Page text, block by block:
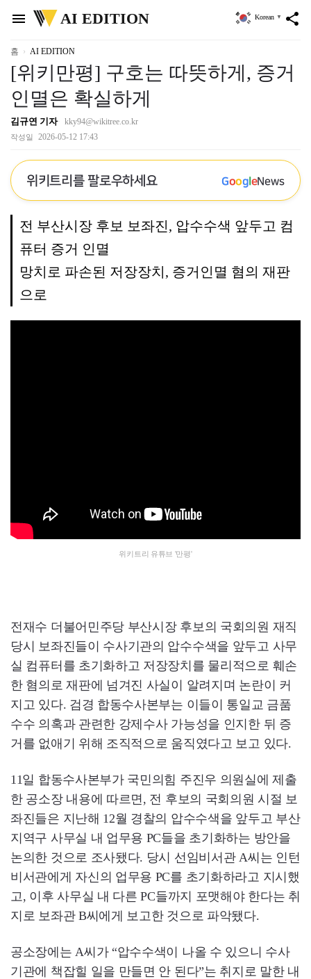
menu
위
키
리
AI EDITION share
Korean ▼
홈 AI EDITION
[위키만평] 구호는 따뜻하게, 증거
인멸은 확실하게
김규연 기자 kky94@wikitree.co.kr
작성일 2026-05-12 17:43
위키트리를 팔로우하세요 GoogleNews
전 부산시장 후보 보좌진, 압수수색 앞두고 컴
퓨터 증거 인멸
망치로 파손된 저장장치, 증거인멸 혐의 재판
으로
위키트리 유튜브 '만평'
전재수 더불어민주당 부산시장 후보의 국회의원 재직
당시 보좌진들이 수사기관의 압수수색을 앞두고 사무
실 컴퓨터를 초기화하고 저장장치를 물리적으로 훼손
한 혐의로 재판에 넘겨진 사실이 알려지며 논란이 커
지고 있다. 검경 합동수사본부는 이들이 통일교 금품
수수 의혹과 관련한 강제수사 가능성을 인지한 뒤 증
거를 없애기 위해 조직적으로 움직였다고 보고 있다.
11일 합동수사본부가 국민의힘 주진우 의원실에 제출
한 공소장 내용에 따르면, 전 후보의 국회의원 시절 보
좌진들은 지난해 12월 경찰의 압수수색을 앞두고 부산
지역구 사무실 내 업무용 PC들을 초기화하는 방안을
논의한 것으로 조사됐다. 당시 선임비서관 A씨는 인턴
비서관에게 자신의 업무용 PC를 초기화하라고 지시했
고, 이후 사무실 내 다른 PC들까지 포맷해야 한다는 취
지로 보좌관 B씨에게 보고한 것으로 파악됐다.
공소장에는 A씨가 “압수수색이 나올 수 있으니 수사
기관에 책잡힐 일을 만들면 안 된다”는 취지로 말한 내